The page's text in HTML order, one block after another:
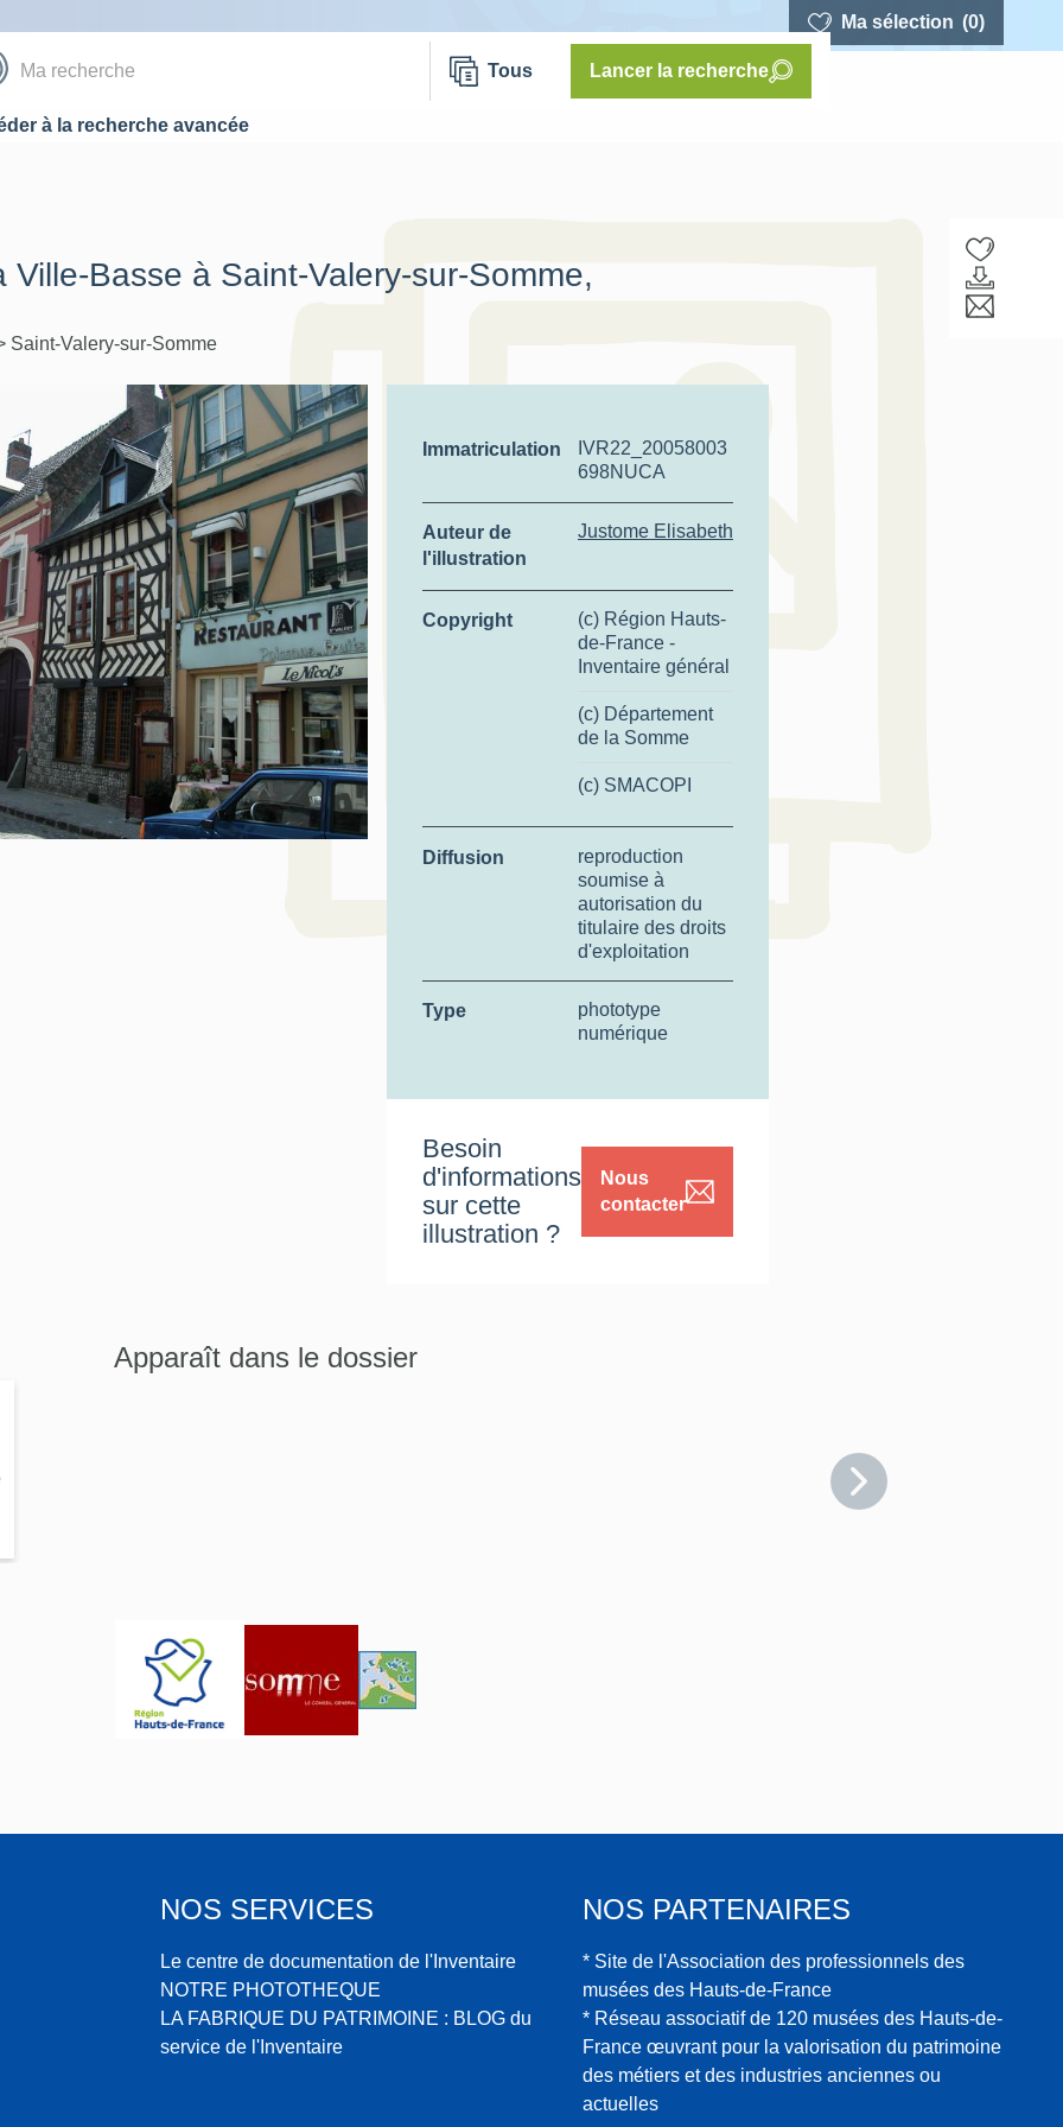
Ma sélection (0)
Tous Lancer la recherche
à la recherche avancée
Ville-Basse à Saint-Valery-sur-Somme,
Saint-Valery-sur-Somme
Immatriculation
IVR22_20058003
698NUCA
Auteur de
l'illustration
Justome Elisabeth
Copyright
(c) Région Hauts-
de-France -
Inventaire général
(c) Département
de la Somme
(c) SMACOPI
Diffusion
reproduction
soumise à
autorisation du
titulaire des droits
d'exploitation
Type
phototype
numérique
Besoin
d'informations
sur cette
illustration ?
Nous
contacter
Apparaît dans le dossier
NOS SERVICES
Le centre de documentation de l'Inventaire
NOTRE PHOTOTHEQUE
LA FABRIQUE DU PATRIMOINE : BLOG du
service de l'Inventaire
NOS PARTENAIRES
* Site de l'Association des professionnels des
musées des Hauts-de-France
* Réseau associatif de 120 musées des Hauts-de-
France œuvrant pour la valorisation du patrimoine
des métiers et des industries anciennes ou
actuelles